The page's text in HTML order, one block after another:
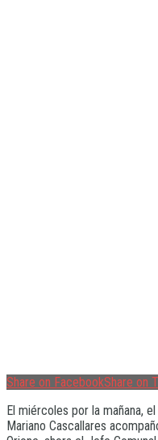
Share on FacebookShare on
El miércoles por la mañana,
Mariano Cascallares